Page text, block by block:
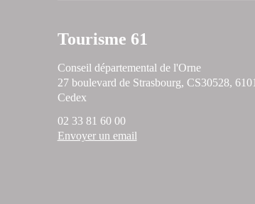
Tourisme 61
Conseil départemental de l'Orne
27 boulevard de Strasbourg, CS30528,
Cedex
02 33 81 60 00
Envoyer un email